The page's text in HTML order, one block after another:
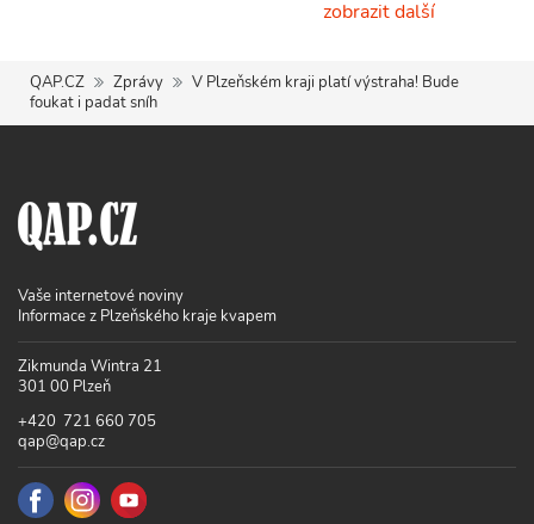
zobrazit další
QAP.CZ Zprávy
V Plzeňském kraji platí výstraha! Bude
foukat i padat sníh
Vaše internetové noviny
Informace z Plzeňského kraje kvapem
Zikmunda Wintra 21
301 00 Plzeň
+420 721 660 705
qap@qap.cz